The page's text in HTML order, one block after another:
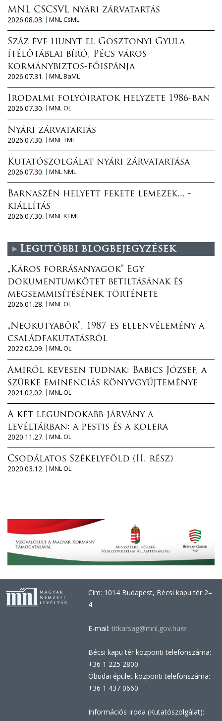
MNL CSCSVL nyári zárvatartás
2026.08.03.
MNL CsML
Száz éve hunyt el Gosztonyi Gyula
ítélőtáblai bíró, Pécs város
kormánybiztos-főispánja
2026.07.31.
MNL BaML
Irodalmi folyóiratok helyzete 1986-ban
2026.07.30.
MNL OL
Nyári zárvatartás
2026.07.30.
MNL TML
Kutatószolgálat nyári zárvatartása
2026.07.30.
MNL NML
Barnaszén helyett fekete lemezek... -
kiállítás
2026.07.30.
MNL KEML
Legutóbbi blogbejegyzések
„Káros forrásanyagok” Egy
dokumentumkötet betiltásának és
megsemmisítésének története
2026.01.28.
MNL OL
„Neokutyabőr”. 1987-es ellenvélemény a
családfakutatásról
2022.02.09.
MNL OL
Amiről kevesen tudnak: Babics József, a
szürke eminenciás könyvgyűjteménye
2021.02.02.
MNL OL
A két legundokabb járvány a
levéltárban: a pestis és a kolera
2020.11.27.
MNL OL
Csodálatos Székelyföld (II. rész)
2020.03.12.
MNL OL
Cím: 1014 Budapest, Bécsi kapu tér 2–
4.
E-mail: titkarsag@mnl.gov.hu(link
e-
Bécsi kapu tér központi telefonszáma:
+36 1 225 2800
Óbudai épület központi telefonszáma:
+36 1 437 0660
Információs Iroda (Kutatószolgálat):